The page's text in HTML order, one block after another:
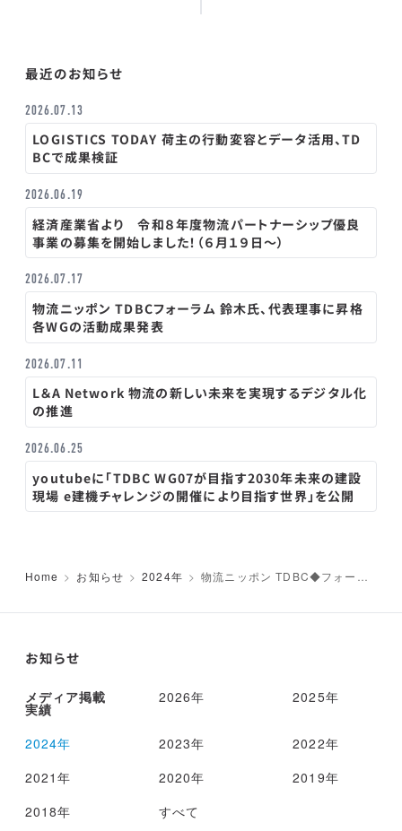
最近のお知らせ
2026.07.13
LOGISTICS TODAY 荷主の行動変容とデータ活用、TD
BCで成果検証
2026.06.19
経済産業省より 令和８年度物流パートナーシップ優良
事業の募集を開始しました！（６月１９日～）
2026.07.17
物流ニッポン TDBCフォーラム 鈴木氏、代表理事に昇格
各WGの活動成果発表
2026.07.11
L＆A Network 物流の新しい未来を実現するデジタル化
の推進
2026.06.25
youtubeに「TDBC WG07が目指す2030年未来の建設
現場 e建機チャレンジの開催により目指す世界」を公開
Home お知らせ 2024年
物流ニッポン TDBC◆フォーラ
お知らせ
メディア掲載
実績
2026年 2025年
2024年 2023年
2022年
2021年
2020年
2019年
2018年
すべて